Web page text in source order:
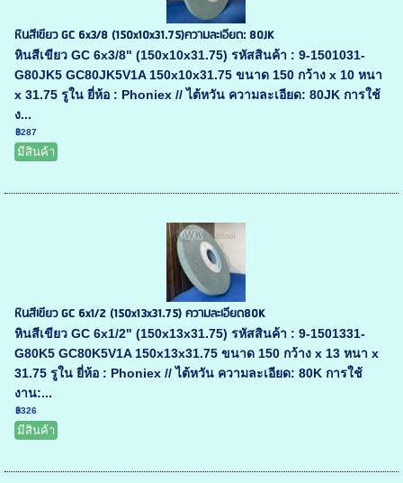
หินสีเขียว GC 6x3/8 (150x10x31.75)ความละเอียด: 80JK
หินสีเขียว GC 6x3/8" (150x10x31.75) รหัสสินค้า : 9-1501031-
G80JK5 GC80JK5V1A 150x10x31.75 ขนาด 150 กว้าง x 10 หนา
x 31.75 รูใน ยี่ห้อ : Phoniex // ไต้หวัน ความละเอียด: 80JK การใช้
ง...
฿287
มีสินค้า
หินสีเขียว GC 6x1/2 (150x13x31.75) ความละเอียด80K
หินสีเขียว GC 6x1/2" (150x13x31.75) รหัสสินค้า : 9-1501331-
G80K5 GC80K5V1A 150x13x31.75 ขนาด 150 กว้าง x 13 หนา x
31.75 รูใน ยี่ห้อ : Phoniex // ไต้หวัน ความละเอียด: 80K การใช้
งาน:...
฿326
มีสินค้า